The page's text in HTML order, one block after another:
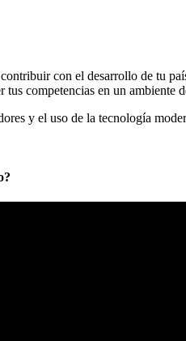
con el desarrollo de tu
tus competencias en un ambiente
y el uso de la tecnología